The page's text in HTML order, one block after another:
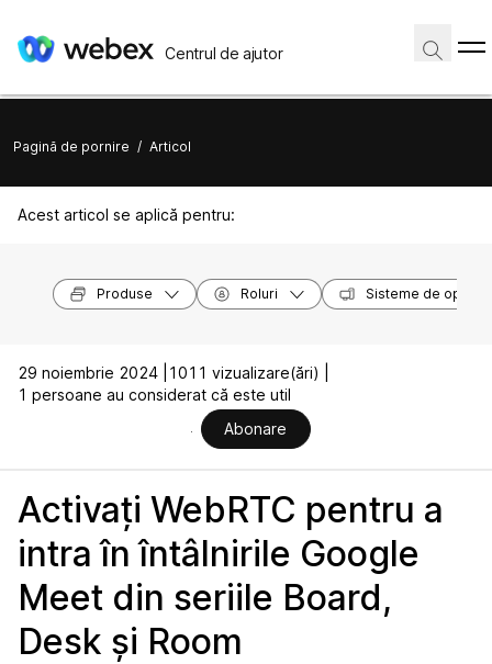
Centrul de ajutor
Pagină de pornire / Articol
Acest articol se aplică pentru:
Produse Roluri Sisteme de
29 noiembrie 2024 |
1011 vizualizare(ări) |
1 persoane au considerat că este util
Abonare
Activați WebRTC pentru a
intra în întâlnirile Google
Meet din seriile Board,
Desk și Room